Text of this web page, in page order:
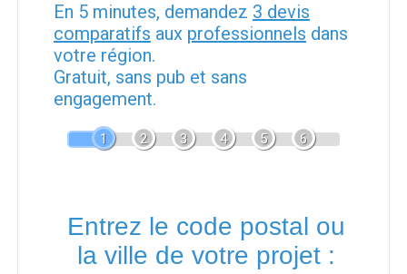
En 5 minutes, demandez 3 devis
comparatifs aux professionnels dans
votre région.
Gratuit, sans pub et sans
engagement.
1 2 3 4 5 6
Entrez le code postal ou
la ville de votre projet :